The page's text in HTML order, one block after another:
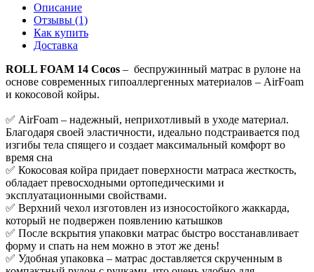
Описание
Отзывы (1)
Как купить
Доставка
ROLL FOAM 14 Cocos – беспружинный матрас в рулоне на
основе современных гипоаллергенных материалов – AirFoam
и кокосовой койры.
✅ AirFoam – надежный, неприхотливый в уходе материал.
Благодаря своей эластичности, идеально подстраивается под
изгибы тела спящего и создает максимальный комфорт во
время сна
✅ Кокосовая койра придает поверхности матраса жесткость,
обладает превосходными ортопедическими и
эксплуатационными свойствами.
✅ Верхний чехол изготовлен из износостойкого жаккарда,
который не подвержен появлению катышков
✅ После вскрытия упаковки матрас быстро восстанавливает
форму и спать на нем можно в этот же день!
✅ Удобная упаковка – матрас доставляется скрученным в